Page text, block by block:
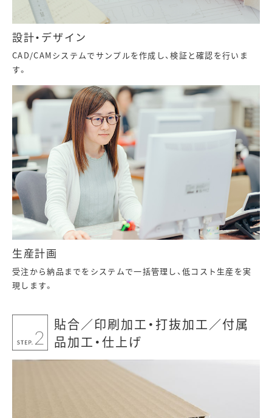
設計・デザイン
CAD/CAMシステムでサンプルを作成し、検証と確認を行いま
す。
生産計画
受注から納品までをシステムで一括管理し、低コスト生産を実
現します。
貼合／印刷加工・打抜加工／付属
品加工・仕上げ